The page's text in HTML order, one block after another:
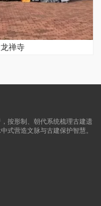
禅寺
按形制、朝代系统梳理古建遗
式营造文脉与古建保护智慧。